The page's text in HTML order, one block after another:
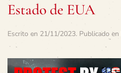
Estado de EUA
Escrito en 21/11/2023. Publicado en